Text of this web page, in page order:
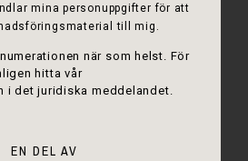
mina personuppgifter för att
till mig.
när som helst. För
hitta vår
i det juridiska meddelandet.
EN DEL AV